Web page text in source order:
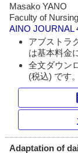
Masako YANO
Faculty of
AINO JOURNAL
アブストラ
は基本料金
全文ダウン
(税込) です。
Adaptation of